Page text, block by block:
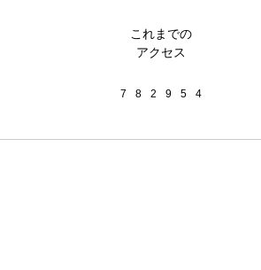
これまでの
アクセス
7 8 2 9 5 4